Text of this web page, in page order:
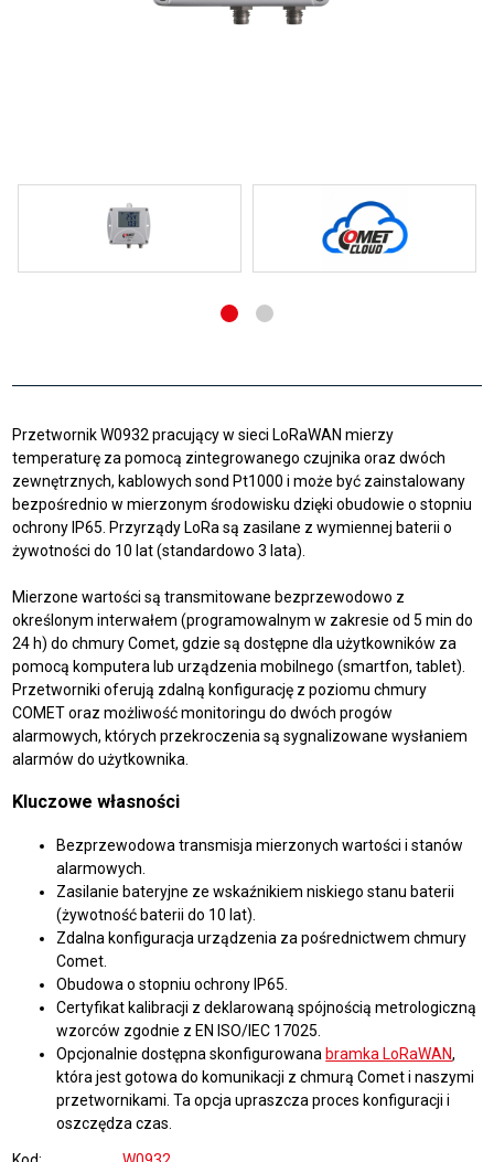
Przetwornik W0932 pracujący w sieci LoRaWAN mierzy
temperaturę za pomocą zintegrowanego czujnika oraz dwóch
zewnętrznych, kablowych sond Pt1000 i może być zainstalowany
bezpośrednio w mierzonym środowisku dzięki obudowie o stopniu
ochrony IP65. Przyrządy LoRa są zasilane z wymiennej baterii o
żywotności do 10 lat (standardowo 3 lata).
Mierzone wartości są transmitowane bezprzewodowo z
określonym interwałem (programowalnym w zakresie od 5 min do
24 h) do chmury Comet, gdzie są dostępne dla użytkowników za
pomocą komputera lub urządzenia mobilnego (smartfon, tablet).
Przetworniki oferują zdalną konfigurację z poziomu chmury
COMET oraz możliwość monitoringu do dwóch progów
alarmowych, których przekroczenia są sygnalizowane wysłaniem
alarmów do użytkownika.
Kluczowe własności
Bezprzewodowa transmisja mierzonych wartości i stanów
alarmowych.
Zasilanie bateryjne ze wskaźnikiem niskiego stanu baterii
(żywotność baterii do 10 lat).
Zdalna konfiguracja urządzenia za pośrednictwem chmury
Comet.
Obudowa o stopniu ochrony IP65.
Certyfikat kalibracji z deklarowaną spójnością metrologiczną
wzorców zgodnie z EN ISO/IEC 17025.
Opcjonalnie dostępna skonfigurowana bramka LoRaWAN,
która jest gotowa do komunikacji z chmurą Comet i naszymi
przetwornikami. Ta opcja upraszcza proces konfiguracji i
oszczędza czas.